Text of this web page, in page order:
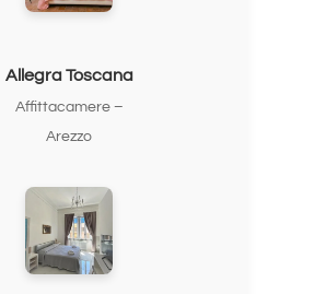
Allegra Toscana
Affittacamere –
Arezzo